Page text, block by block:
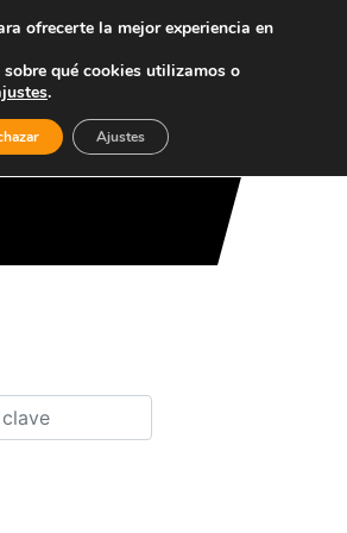
ofrecerte la mejor experiencia en
sobre qué cookies utilizamos o
.
Ajustes